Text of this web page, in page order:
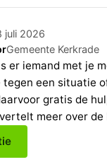
juli 2026
Gemeente Kerkrade
er iemand met je
tegen een situatie
gratis de
meer over